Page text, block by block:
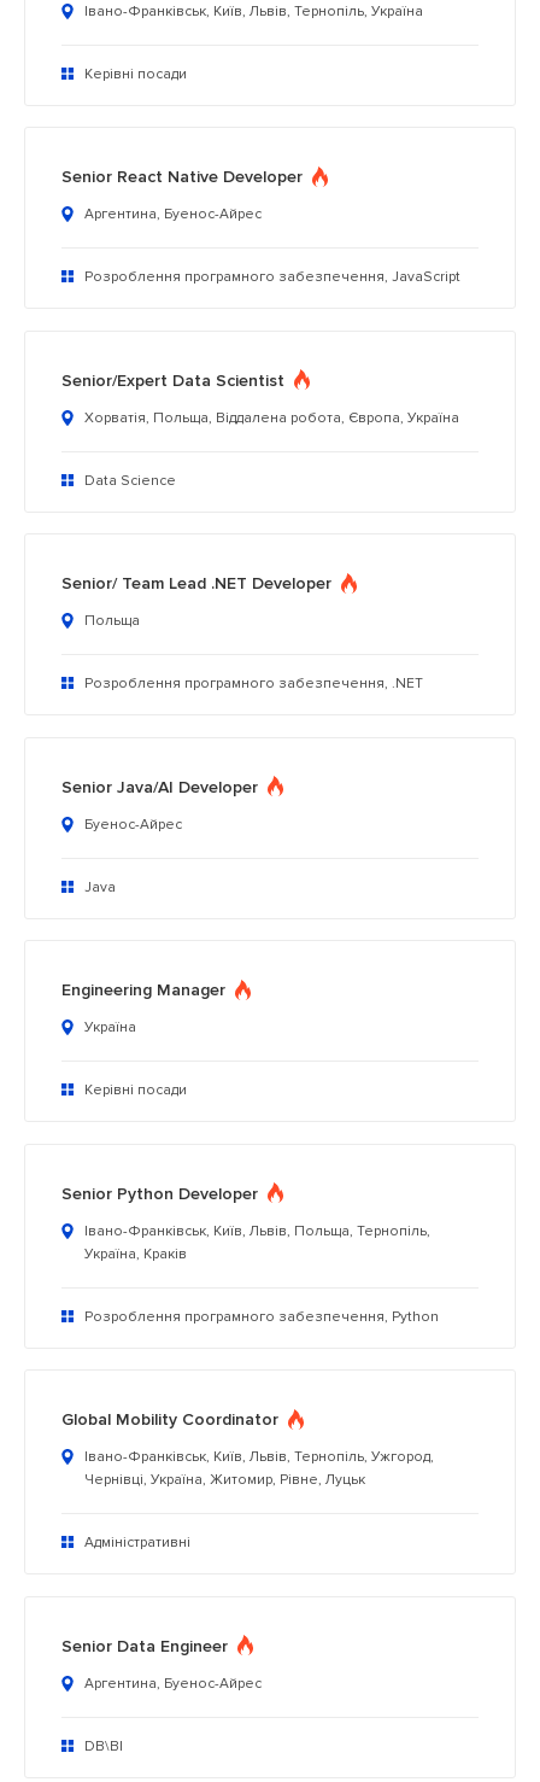
Івано-Франківськ, Київ, Львів, Тернопіль, Україна
Керівні посади
Senior React Native Developer
Аргентина, Буенос-Айрес
Розроблення програмного забезпечення, JavaScript
Senior/Expert Data Scientist
Хорватія, Польща, Віддалена робота, Європа, Україна
Data Science
Senior/ Team Lead .NET Developer
Польща
Розроблення програмного забезпечення, .NET
Senior Java/AI Developer
Буенос-Айрес
Java
Engineering Manager
Україна
Керівні посади
Senior Python Developer
Івано-Франківськ, Київ, Львів, Польща, Тернопіль,
Україна, Краків
Розроблення програмного забезпечення, Python
Global Mobility Coordinator
Івано-Франківськ, Київ, Львів, Тернопіль, Ужгород,
Чернівці, Україна, Житомир, Рівне, Луцьк
Адміністративні
Senior Data Engineer
Аргентина, Буенос-Айрес
DB\BI